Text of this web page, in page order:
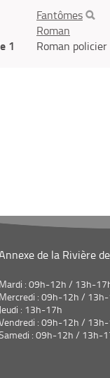
Fantômes
Roman
1 Roman policier
de la Rivière
Mardi : 09h-12h / 13h-
Mercredi : 09h-12h /
Jeudi : 13h-17h
: 09h-12h /
: 09h-12h / 13h-